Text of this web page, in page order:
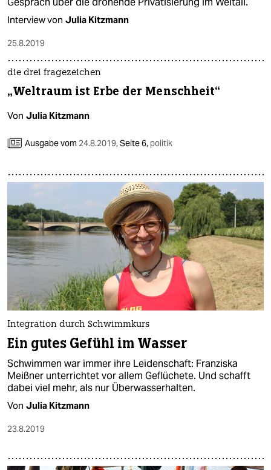
Interview von Julia Kitzmann
25.8.2019
die drei fragezeichen
„Weltraum ist Erbe der Menschheit“
Von Julia Kitzmann
Ausgabe vom 24.8.2019,Seite 6, politik
Integration durch Schwimmkurs
Ein gutes Gefühl im Wasser
Schwimmen war immer ihre Leidenschaft: Franziska
Meißner unterrichtet vor allem Geflüchete. Und schafft
dabei viel mehr, als nur Überwasserhalten.
Von Julia Kitzmann
23.8.2019